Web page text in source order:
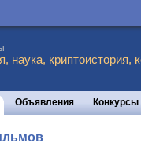
наука, криптоистория,
Объявления Конкурсы